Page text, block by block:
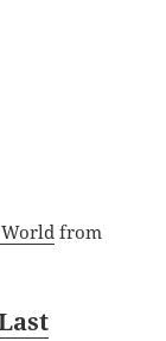
World from